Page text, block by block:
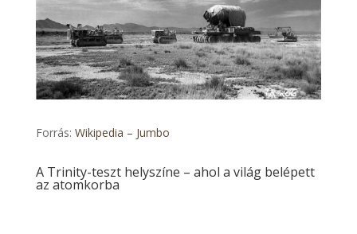
Forrás: Wikipedia – Jumbo
A Trinity-teszt helyszíne – ahol a világ belépett
az atomkorba